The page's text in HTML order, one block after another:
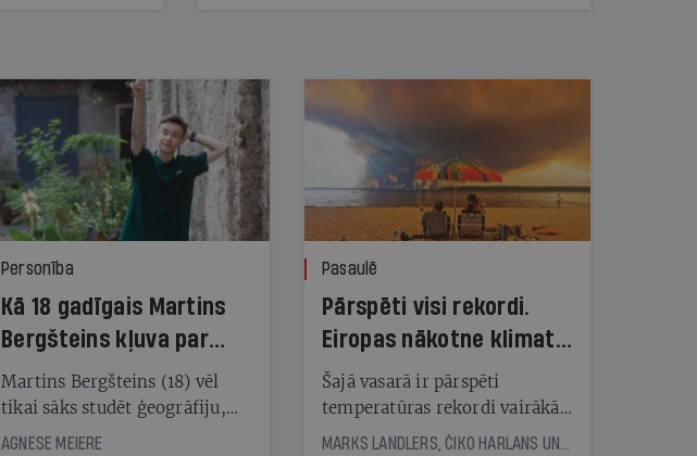
Personība
Kā 18 gadīgais Martins
Bergšteins kļuva par
laika ziņu seju?
Martins Bergšteins (18) vēl
tikai sāks studēt ģeogrāfiju,
bet viņa sacītajam jau uzticas
AGNESE MEIERE
Pasaulē
Pārspēti visi rekordi.
Eiropas nākotne klimata
pārmaiņu ugunīs
Šajā vasarā ir pārspēti
temperatūras rekordi vairākās
Eiropas valstīs. Plosās milzīgi